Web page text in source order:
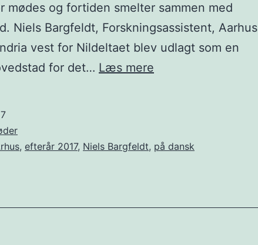
mødes og fortiden smelter sammen med
Niels Bargfeldt, Forskningsassistent, Aarhus
vest for Nildeltaet blev udlagt som en
for det… Læs mere
, efterår 2017, Niels Bargfeldt, på dansk